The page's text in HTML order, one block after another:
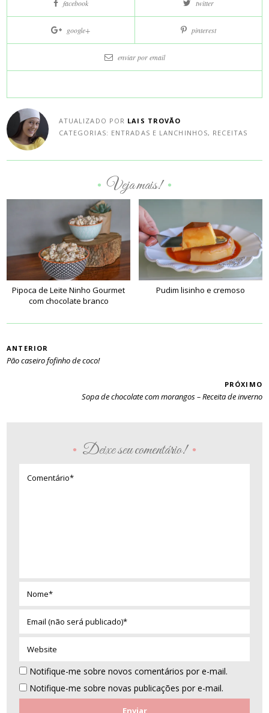
redes
facebook twitter
google+ pinterest
enviar poremail
ATUALIZADO POR LAIS TROVÃO
CATEGORIAS: ENTRADAS E LANCHINHOS, RECEITAS
• Veja mais! •
Pipoca de Leite Ninho Gourmet
com chocolate branco
Pudim lisinho e cremoso
PAGINAÇÃO
ANTERIOR
Pão caseiro fofinho de coco!
PRÓXIMO
Sopa de chocolate com morangos – Receita de inverno
• Deixe seu comentário! •
(não
publicado)*
Notifique-me sobre novos comentários por e-mail.
Notifique-me sobre novas publicações por e-mail.